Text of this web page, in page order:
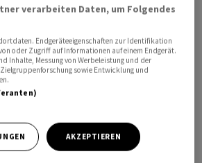
gemeinsam mit
und Catrin Hinkel, CEO von
sollen laut Smith zudem
Schweiz vorangetrieben werden,
nationalen Netzwerk der
Ebenfalls ausbauen will
mit internationalen
verarbeiten Daten, um Folgendes
Endgeräteeigenschaften zur Identifikation
oder Zugriff auf Informationen auf einem Endgerät.
Inhalte, Messung von Werbeleistung und der
sowie Entwicklung und
AKZEPTIEREN